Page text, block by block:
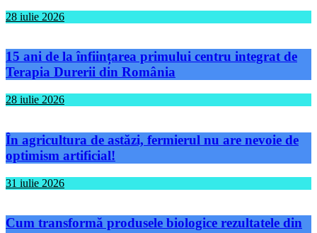
28 iulie 2026
15 ani de la înființarea primului centru integrat de
Terapia Durerii din România
28 iulie 2026
În agricultura de astăzi, fermierul nu are nevoie de
optimism artificial!
31 iulie 2026
Cum transformă produsele biologice rezultatele din